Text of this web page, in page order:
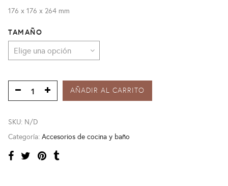
176 x 176 x 264 mm
TAMAÑO
AÑADIR AL CARRITO
SKU: N/D
Categoría: Accesorios de cocina y baño